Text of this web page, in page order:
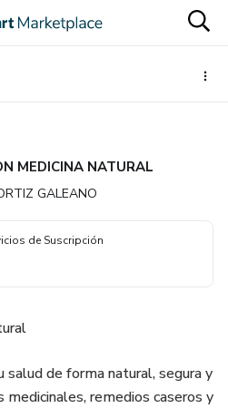
MEDICINA NATURAL
GALEANO
de Suscripción
salud de forma natural, segura y
remedios caseros y